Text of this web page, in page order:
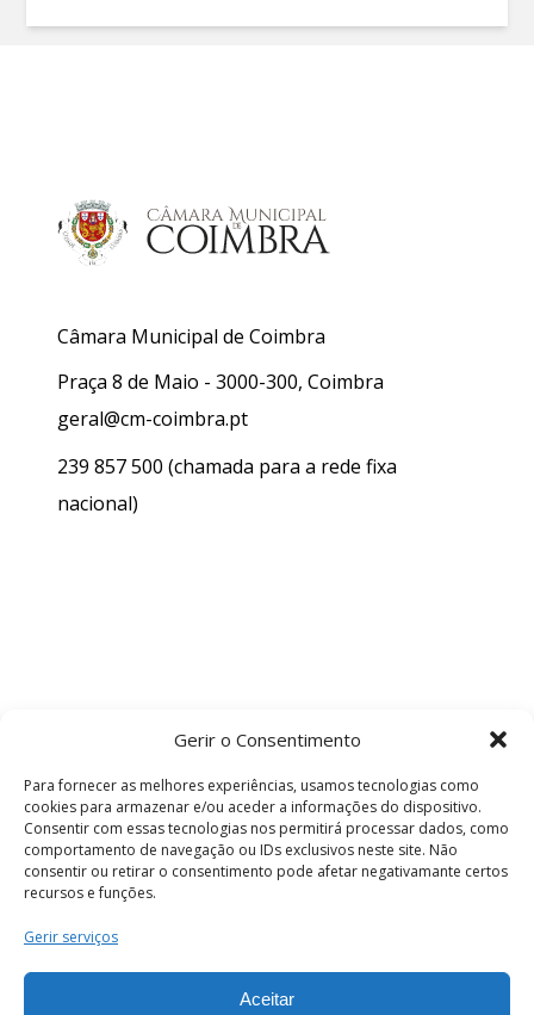
Gerir o Consentimento
Para fornecer as melhores experiências, usamos tecnologias como
cookies para armazenar e/ou aceder a informações do dispositivo.
Consentir com essas tecnologias nos permitirá processar dados, como
comportamento de navegação ou IDs exclusivos neste site. Não
consentir ou retirar o consentimento pode afetar negativamante certos
recursos e funções.
Gerir serviços
Aceitar
Câmara Municipal de Coimbra
Praça 8 de Maio - 3000-300, Coimbra
geral@cm-coimbra.pt
239 857 500 (chamada para a rede fixa
nacional)
Termos e Condições